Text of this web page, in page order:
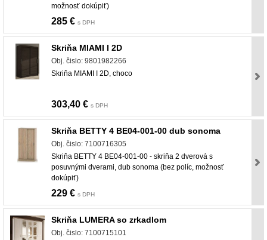
možnosť dokúpiť)
285 € s DPH
Skriňa MIAMI I 2D
Obj. čislo: 9801982266
Skriňa MIAMI I 2D, choco
303,40 € s DPH
Skriňa BETTY 4 BE04-001-00 dub sonoma
Obj. čislo: 7100716305
Skriňa BETTY 4 BE04-001-00 - skriňa 2 dverová s
posuvnými dverami, dub sonoma (bez políc, možnosť
dokúpiť)
229 € s DPH
Skriňa LUMERA so zrkadlom
Obj. čislo: 7100715101